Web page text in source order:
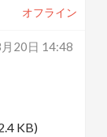
オフライン
20日 14:48
KB)